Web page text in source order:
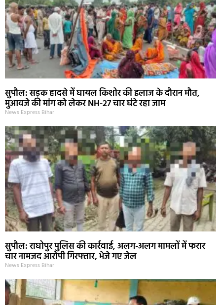
सुपौल: सड़क हादसे में घायल किशोर की इलाज के दौरान मौत,
मुआवजे की मांग को लेकर NH-27 चार घंटे रहा जाम
News Express Bihar
सुपौल: राघोपुर पुलिस की कार्रवाई, अलग-अलग मामलों में फरार
चार नामजद आरोपी गिरफ्तार, भेजे गए जेल
News Express Bihar